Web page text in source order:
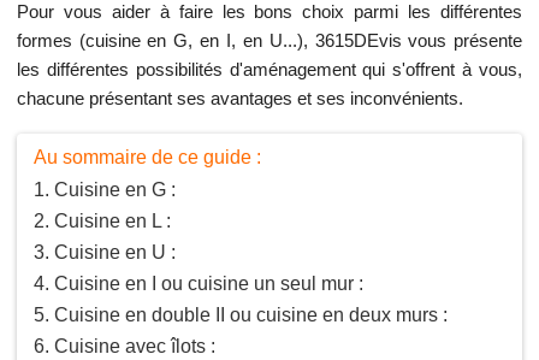
Pour vous aider à faire les bons choix parmi les différentes
formes (cuisine en G, en I, en U...), 3615DEvis vous présente
les différentes possibilités d'aménagement qui s'offrent à vous,
chacune présentant ses avantages et ses inconvénients.
Au sommaire de ce guide :
Cuisine en G :
Cuisine en L :
Cuisine en U :
Cuisine en I ou cuisine un seul mur :
Cuisine en double II ou cuisine en deux murs :
Cuisine avec îlots :